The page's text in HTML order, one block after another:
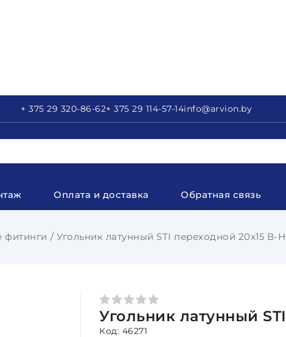
+ 375 29 320-86-62+ 375 29 114-57-14info@arvion.by
Оплата и доставка Обратная связь
фитинги Угольник латунный STI переходной 20x15 В-Н
Угольник латунный
Код: 46271